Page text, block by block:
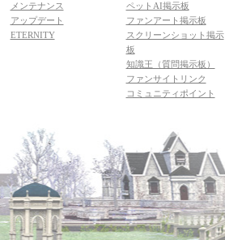
メンテナンス
アップデート
ETERNITY
ペットAI掲示板
ファンアート掲示板
スクリーンショット掲示
板
知識王（質問掲示板）
ファンサイトリンク
コミュニティポイント